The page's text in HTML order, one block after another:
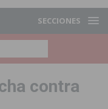
SECCIONES
contra